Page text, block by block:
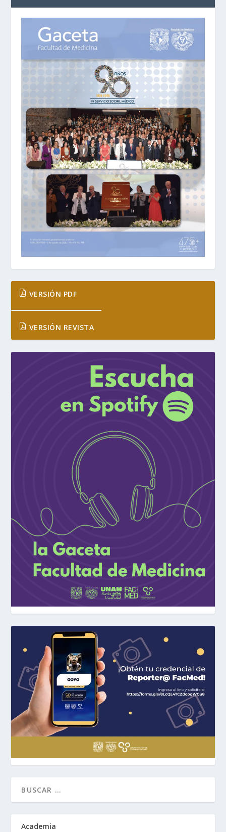
VERSIÓN PDF
VERSIÓN REVISTA
Academia